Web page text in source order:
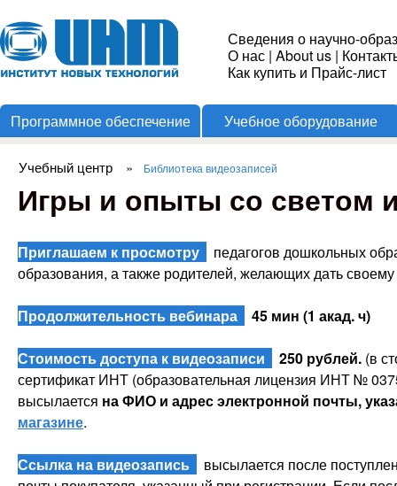
Институт
Новых
Технологий
Сведения о научно-
О нас | About us |
Как купить и Прайс-лист
Программное обеспечение Учебное оборудование
Вы здесь
Учебный центр » Библиотека видеозаписей
Игры и опыты со светом
Приглашаем к просмотру
педагогов дошкольных
образования, а также родителей, желающих дать
Продолжительность вебинара 45 мин (1 акад. ч)
Стоимость доступа к видеозаписи 250 рублей. (в
сертификат ИНТ (образовательная лицензия ИНТ №
высылается на ФИО и адрес электронной почты,
магазине.
Ссылка на видеозапись
высылается после